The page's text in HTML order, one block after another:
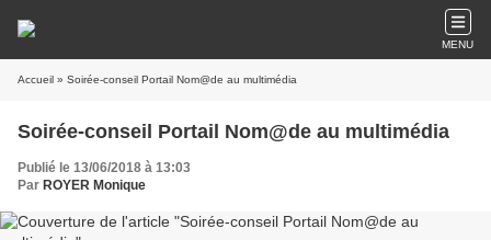
MENU
Accueil » Soirée-conseil Portail Nom@de au multimédia
Soirée-conseil Portail Nom@de au multimédia
Publié le 13/06/2018 à 13:03
Par ROYER Monique